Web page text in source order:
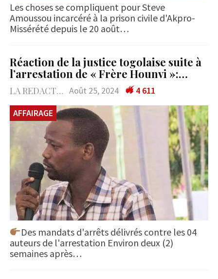
Les choses se compliquent pour Steve
Amoussou incarcéré à la prison civile d'Akpro-
Missérété depuis le 20 août…
Réaction de la justice togolaise suite à
l’arrestation de « Frère Hounvi »:…
LA REDACTION Août 25, 2024
4 611
AFFAIRAGE
Des mandats d'arrêts délivrés contre les 04
auteurs de l'arrestation Environ deux (2)
semaines après…